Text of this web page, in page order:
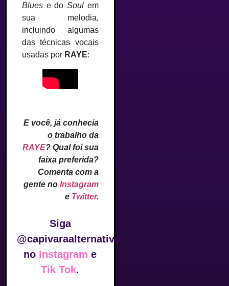
Blues e do Soulem
sua melodia,
incluindo algumas
das técnicas vocais
usadas por RAYE:
E você, já conhecia
o trabalho da
RAYE? Qual foi sua
faixa preferida?
Comenta com a
gente no Instagram
e Twitter.
Siga
@capivaraalternativa
no Instagram e
Tik Tok.